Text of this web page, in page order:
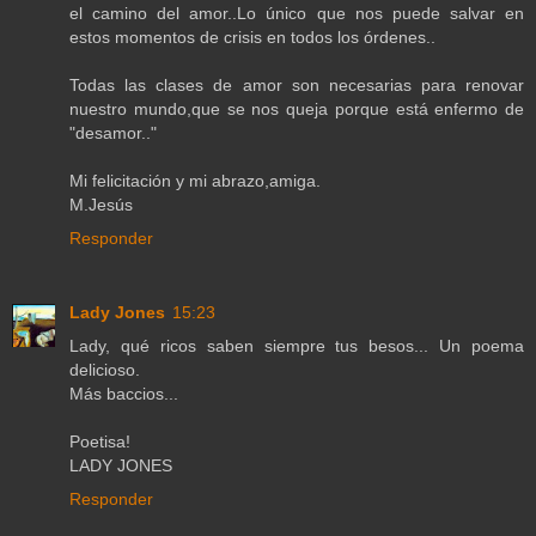
el camino del amor..Lo único que nos puede salvar en
estos momentos de crisis en todos los órdenes..
Todas las clases de amor son necesarias para renovar
nuestro mundo,que se nos queja porque está enfermo de
"desamor.."
Mi felicitación y mi abrazo,amiga.
M.Jesús
Responder
Lady Jones 15:23
Lady, qué ricos saben siempre tus besos... Un poema
delicioso.
Más baccios...
Poetisa!
LADY JONES
Responder